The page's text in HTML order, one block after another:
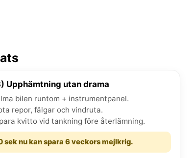
Upphämtning utan drama
bilen runtom + instrumentpanel.
repor, fälgar och vindruta.
kvitto vid tankning före återlämning.
sek nu kan spara 6 veckors mejlkrig.